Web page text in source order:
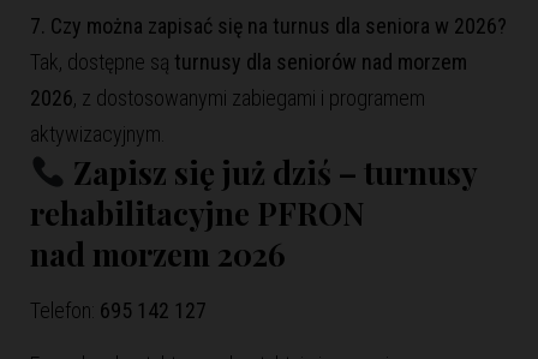
7. Czy można zapisać się na turnus dla seniora w 2026?
Tak, dostępne są turnusy dla seniorów nad morzem
2026, z dostosowanymi zabiegami i programem
aktywizacyjnym.
Zapisz się już dziś – turnusy
rehabilitacyjne PFRON
nad morzem 2026
Telefon: 695 142 127